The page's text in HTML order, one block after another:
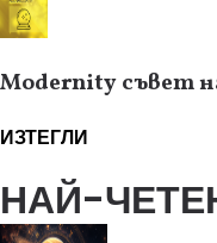
Modernity съвет
ИЗТЕГЛИ
НАЙ-